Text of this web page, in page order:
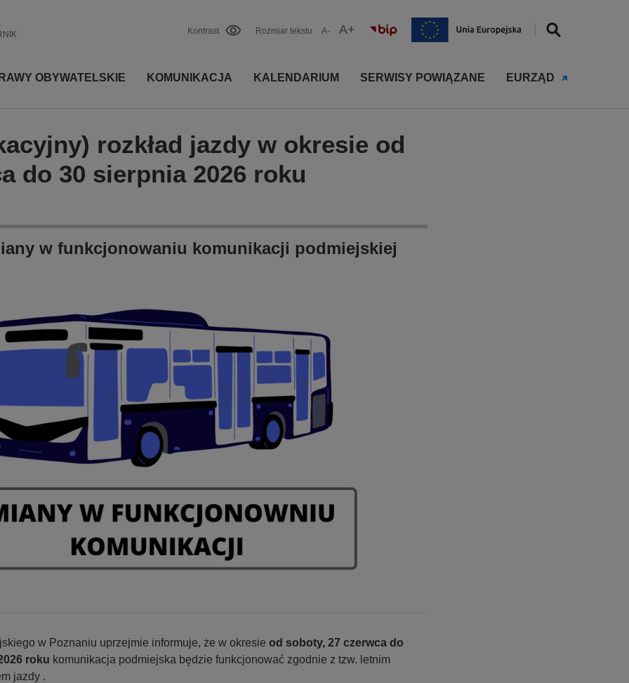
Kontrast Rozmiar tekstu A- A+
OBYWATELSKIE KOMUNIKACJA KALENDARIUM SERWISY POWIĄZANE EURZĄD
rozkład jazdy w okresie od
do 30 sierpnia 2026 roku
w funkcjonowaniu komunikacji podmiejskiej
w Poznaniu uprzejmie informuje, że w okresie od soboty, 27 czerwca do
roku komunikacja podmiejska będzie funkcjonować zgodnie z tzw. letnim
jazdy .